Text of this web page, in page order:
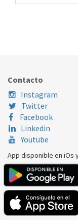
Contacto
Instagram
Twitter
Facebook
Linkedin
Youtube
App disponible en iOs